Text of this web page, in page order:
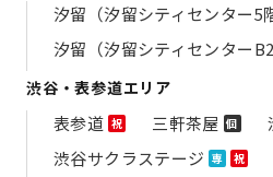
汐留（汐留シティセンター5
汐留（汐留シティセンターB2
渋谷・表参道エリア
表参道 祝 三軒茶屋 個
渋谷サクラステージ 専 祝